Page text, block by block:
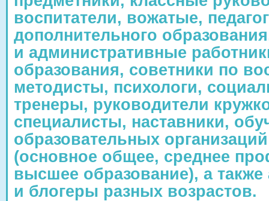
воспитатели, вожатые,
дополнительного
и административные
образования, советники по
методисты, психологи,
тренеры, руководители
специалисты, наставники,
образовательных
(основное общее, среднее
высшее образование), а также
и блогеры разных возрастов.